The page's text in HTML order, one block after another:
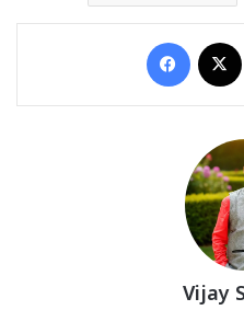
Facebook
Vijay